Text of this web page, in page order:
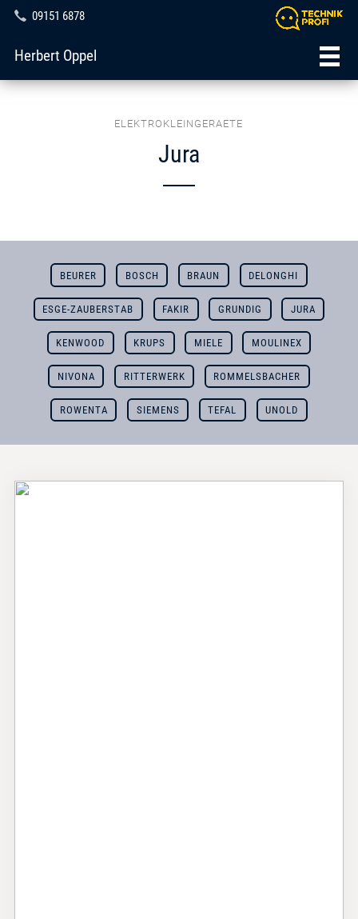
09151 6878
Herbert Oppel
ELEKTROKLEINGERAETE
Jura
BEURER BOSCH BRAUN DELONGHI
ESGE-ZAUBERSTAB FAKIR GRUNDIG JURA
KENWOOD KRUPS MIELE MOULINEX
NIVONA RITTERWERK ROMMELSBACHER
ROWENTA SIEMENS TEFAL UNOLD